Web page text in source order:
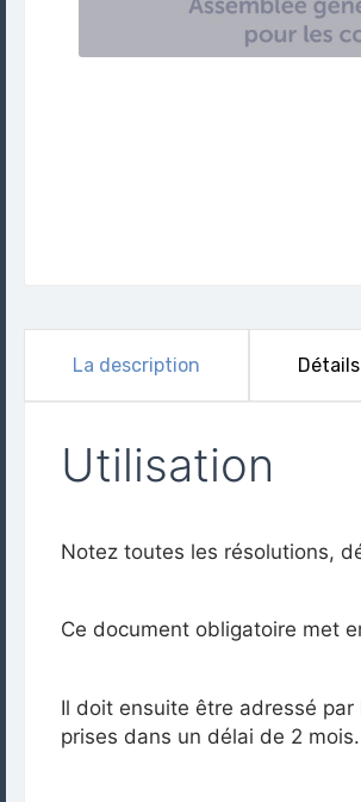
La description
Utilisation
Notez toutes les résolutions,
Ce document obligatoire met
Il doit ensuite être adressé
prises dans un délai de 2 mois.